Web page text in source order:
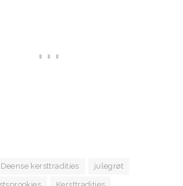
Deense kersttradities julegrøt